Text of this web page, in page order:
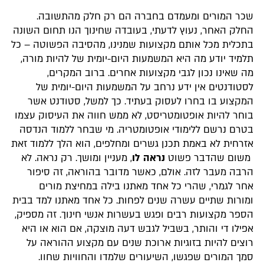
שכר המורים ומעמדם בחברה הם רק חלק מהתשובה.
החלק האחר, נעוץ לדעתי, בעובדה שחינוך הנו תחום השונה
בתכלית מכל אותם מקצועות שמנינו, מהסיבה הפשוטה – כל
תלמיד יודע מה היא המשמעות היום-יומית של להיות מורה,
מה שאינו נכון לגבי מקצועות אחרים. ברוב המקרים,
לסטודנטים אין ידע נרחב על המשמעות היום-יומית של
המקצוע בו בחרו לעסוק בעתיד. כך למשל, סטודנט אשר
בוחר להיות אופטומטריסט, לא ממש חווה את העיסוק עצמו
בטרם נרשם ללימודי אופטומטריה. מי שבחר ללמוד הנדסה
אזרחית לא באמת תכנן גשרים ומחלפים, הוא הלך ללמוד זאת
משום שהדבר פשוט נראה לו, מעניין ומושך. רק נראה. לא
הרבה מעבר לזה. אולם, כאשר מדובר בהוראה, זה סיפור
אחר לגמרי, שהרי כל אחד מאתנו בילה במחיצת מורים
ומורות שתיים עשרה שנים לפחות. כל אחד מאתנו למד בבית
הספר מקצועות רבים ופגש בעשרות אנשי חינוך. זה מספיק,
אפילו די והותר, בשביל לגבש דעה מוצקה, אם הוא או היא
רוצים להיות בזוגיות ארוכת שנים עם מקצוע ההוראה על
סמך המורים שפגשו, השיעורים שלמדו והחוויות שחוו.